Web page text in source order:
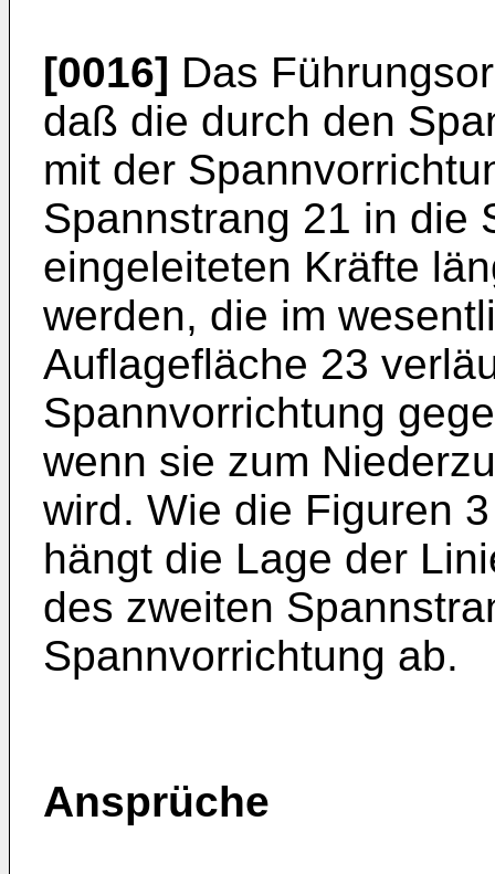
[0016] Das
daß die durch den
mit der
Spannstrang 21 in die
eingeleiteten Kräfte
werden, die im
Auflagefläche 23
Spannvorrichtung
wenn sie zum
wird. Wie die Figuren
hängt die Lage der
des zweiten
Spannvorrichtung ab.
Ansprüche